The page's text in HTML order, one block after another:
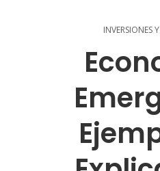
INVERSIONES